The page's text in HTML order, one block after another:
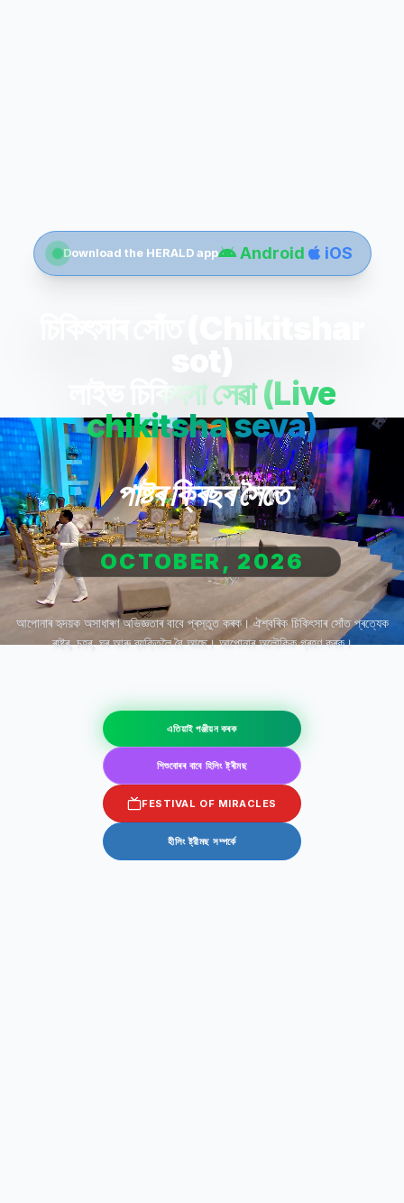
Download the HERALD app Android iOS
লাইভ চিকিৎসা সেৱা (Live
chikitsha seva)
পাষ্টৰ ক্ৰিছৰ সৈতে
OCTOBER, 2026
আপোনাৰ হৃদয়ক অসাধাৰণ অভিজ্ঞতাৰ বাবে প্ৰস্তুত কৰক। ঐশ্বৰিক চিকিৎসাৰ সোঁত প্ৰত্যেক
ৰাষ্ট্ৰ, চহৰ, ঘৰ আৰু ব্যক্তিলৈ বৈ আছে। আপোনাৰ অলৌকিক গ্ৰহণ কৰক।
এতিয়াই পঞ্জীয়ন কৰক
শিশুবোৰৰ বাবে হিলিং ষ্ট্ৰীমছ
FESTIVAL OF MIRACLES
হীলিং ষ্ট্রীমছ সম্পৰ্কে